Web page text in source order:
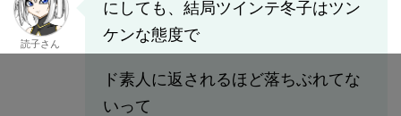
読子さん
にしても、結局ツインテ冬子はツン
ケンな態度で
ド素人に返されるほど落ちぶれてな
いって